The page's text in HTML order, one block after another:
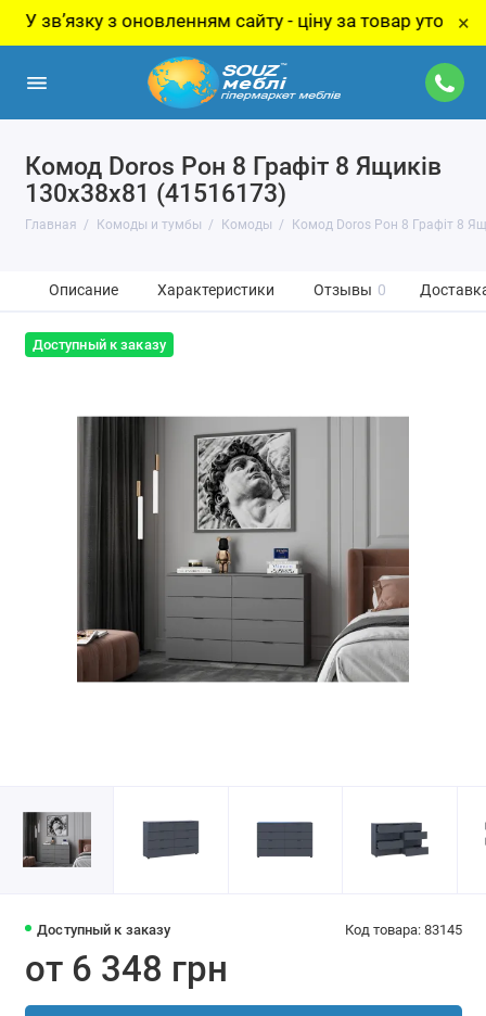
з оновленням сайту - ціну за товар уточнюйте у
×
Комод Doros Рон 8 Графіт 8 Ящиків
130х38х81 (41516173)
Главная Комоды и тумбы Комоды Комод Doros Рон 8 Графіт 8
Описание Характеристики Отзывы 0
Доступный к заказу
Доступный к заказу Код товара: 83145
от 6 348 грн